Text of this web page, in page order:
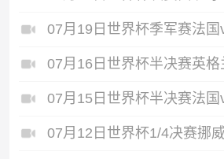
07月19日世界杯季军赛法
07月15日世界杯半决赛法